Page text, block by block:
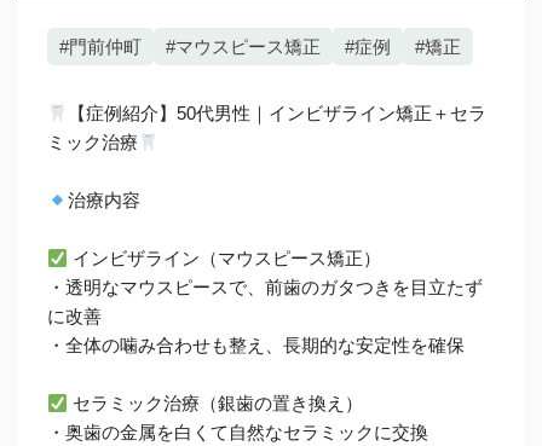
#門前仲町 #マウスピース矯正 #症例 #矯正
【症例紹介】50代男性｜インビザライン矯正＋セラ
ミック治療
治療内容
インビザライン（マウスピース矯正）
・透明なマウスピースで、前歯のガタつきを目立たず
に改善
・全体の噛み合わせも整え、長期的な安定性を確保
セラミック治療（銀歯の置き換え）
・奥歯の金属を白くて自然なセラミックに交換